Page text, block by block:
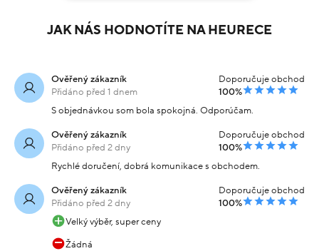
JAK NÁS HODNOTÍTE NA HEURECE
Ověřený zákazník
Přidáno před 1 dnem
Doporučuje obchod
100%
S objednávkou som bola spokojná. Odporúčam.
Ověřený zákazník
Přidáno před 2 dny
Doporučuje obchod
100%
Rychlé doručení, dobrá komunikace s obchodem.
Ověřený zákazník
Přidáno před 2 dny
Doporučuje obchod
100%
Velký výběr, super ceny
Žádná